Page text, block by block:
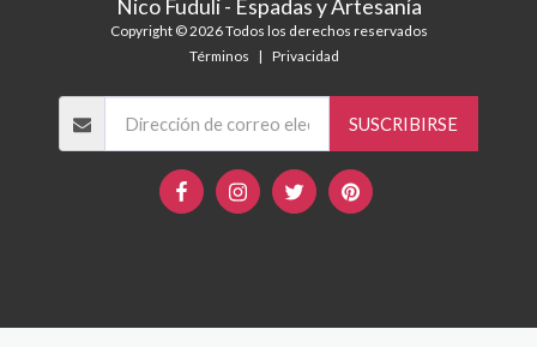
Nico Fuduli - Espadas y Artesanía
Copyright © 2026 Todos los derechos reservados
Términos | Privacidad
SUSCRIBIRSE